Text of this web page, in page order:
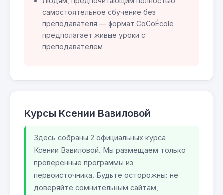
самостоятельное обучение без
преподавателя — формат CoCoÉcole
предполагает живые уроки с
преподавателем
Курсы Ксении Вавиловой
Здесь собраны 2 официальных курса
Ксении Вавиловой. Мы размещаем только
проверенные программы из
первоисточника. Будьте осторожны: не
доверяйте сомнительным сайтам,